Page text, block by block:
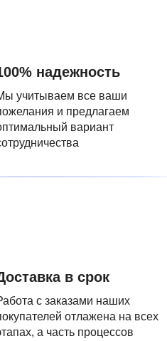
надежность
учитываем все ваши
и предлагаем
вариант
в срок
с заказами наших
отлажена на всех
а часть процессов